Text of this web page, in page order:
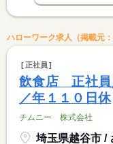
ハローワーク求人（掲載元
正社員
飲食店 正社員
／年１１０日休
チムニー 株式会社